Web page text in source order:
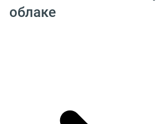
облаке